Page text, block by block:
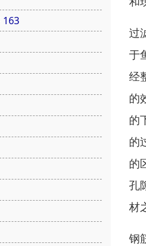
163
过
于
经
的
的
的
的
孔
材
钢